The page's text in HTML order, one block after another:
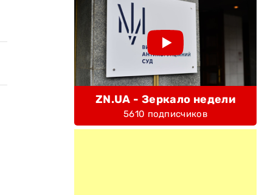
ZN.UA - Зеркало недели
5610 подписчиков